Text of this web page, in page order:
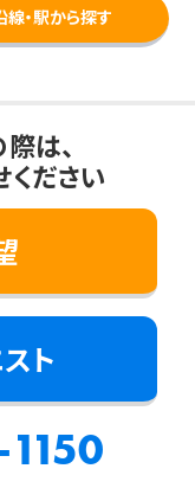
線・駅から探す
は、
ださい
ト